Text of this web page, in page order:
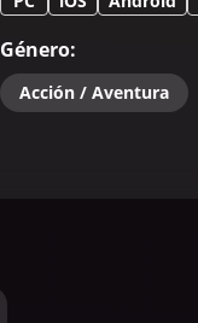
Género:
Acción / Aventura